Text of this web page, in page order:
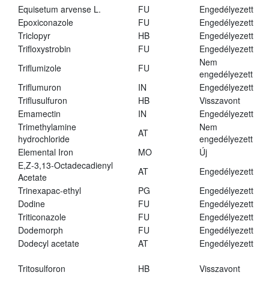
Equisetum arvense L.
FU
Engedélyezett
Epoxiconazole
FU
Engedélyezett
Triclopyr
HB
Engedélyezett
Trifloxystrobin
FU
Engedélyezett
Triflumizole
FU
Nem
engedélyezett
Triflumuron
IN
Engedélyezett
Triflusulfuron
HB
Visszavont
Emamectin
IN
Engedélyezett
Trimethylamine
hydrochloride
AT
Nem
engedélyezett
Elemental Iron
MO
Új
E,Z-3,13-Octadecadienyl
Acetate
AT
Engedélyezett
Trinexapac-ethyl
PG
Engedélyezett
Dodine
FU
Engedélyezett
Triticonazole
FU
Engedélyezett
Dodemorph
FU
Engedélyezett
Dodecyl acetate
AT Engedélyezett
Tritosulforon HB Visszavont